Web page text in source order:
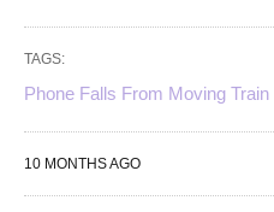
TAGS:
Phone Falls From Moving Train
10 MONTHS AGO